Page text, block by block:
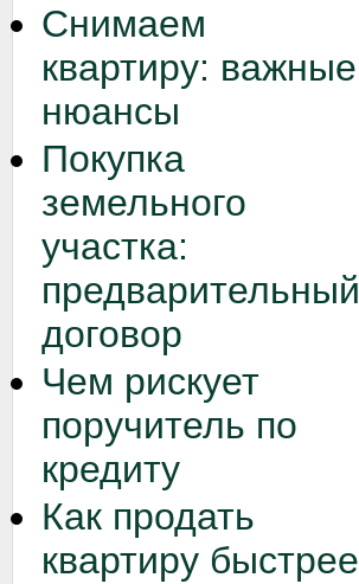
Снимаем
квартиру: важные
нюансы
Покупка
земельного
участка:
предварительный
договор
Чем рискует
поручитель по
кредиту
Как продать
квартиру быстрее